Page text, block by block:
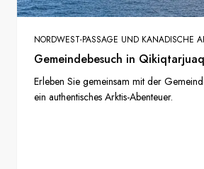
NORDWEST-PASSAGE UND KANADISCHE
Gemeindebesuch in Qikiqtarjuaq
Erleben Sie gemeinsam mit der
ein authentisches Arktis-Abenteuer.